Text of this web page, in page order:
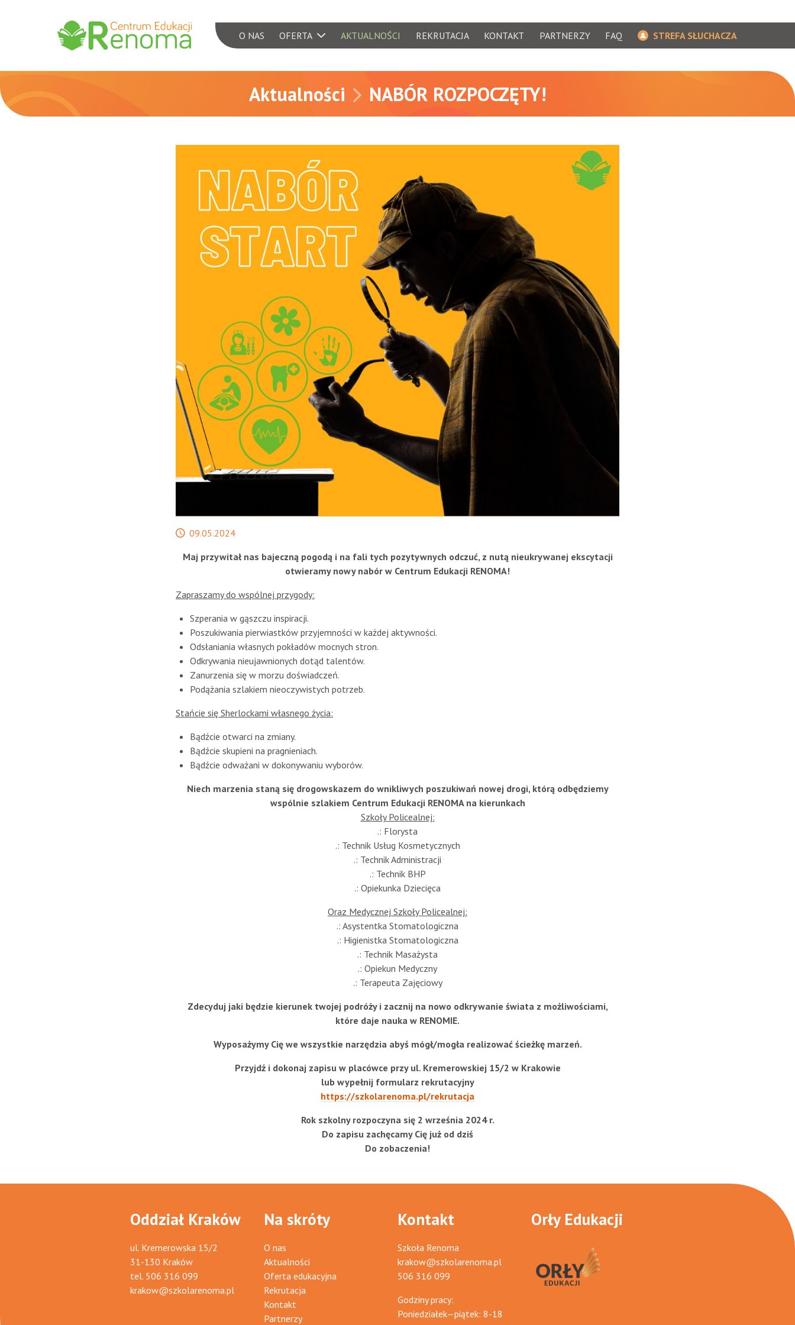
MenuO NAS OFERTA AKTUALNOŚCI REKRUTACJA KONTAKT PARTNERZY FAQ STREFA SŁUCHACZA
Aktualności NABÓR ROZPOCZĘTY!
Data
09.05.2024
Maj przywitał nas bajeczną pogodą i na fali tych pozytywnych odczuć, z nutą nieukrywanej ekscytacji
otwieramy nowy nabór w Centrum Edukacji RENOMA!
Zapraszamy do wspólnej przygody:
Szperania w gąszczu inspiracji.
Poszukiwania pierwiastków przyjemności w każdej aktywności.
Odsłaniania własnych pokładów mocnych stron.
Odkrywania nieujawnionych dotąd talentów.
Zanurzenia się w morzu doświadczeń.
Podążania szlakiem nieoczywistych potrzeb.
Stańcie się Sherlockami własnego życia:
Bądźcie otwarci na zmiany.
Bądźcie skupieni na pragnieniach.
Bądźcie odważani w dokonywaniu wyborów.
Niech marzenia staną się drogowskazem do wnikliwych poszukiwań nowej drogi, którą odbędziemy
wspólnie szlakiem Centrum Edukacji RENOMA na kierunkach
Szkoły Policealnej:
.: Florysta
.: Technik Usług Kosmetycznych
.: Technik Administracji
.: Technik BHP
.: Opiekunka Dziecięca
Oraz Medycznej Szkoły Policealnej:
.: Asystentka Stomatologiczna
.: Higienistka Stomatologiczna
.: Technik Masażysta
.: Opiekun Medyczny
.: Terapeuta Zajęciowy
Zdecyduj jaki będzie kierunek twojej podróży i zacznij na nowo odkrywanie świata z możliwościami,
które daje nauka w RENOMIE.
Wyposażymy Cię we wszystkie narzędzia abyś mógł/mogła realizować ścieżkę marzeń.
Przyjdź i dokonaj zapisu w placówce przy ul. Kremerowskiej 15/2 w Krakowie
lub wypełnij formularz rekrutacyjny
https://szkolarenoma.pl/rekrutacja
Rok szkolny rozpoczyna się 2 września 2024 r.
Do zapisu zachęcamy Cię już od dziś
Do zobaczenia!
Oddział Kraków
ul. Kremerowska 15/2
31-130 Kraków
tel. 506 316 099
krakow@szkolarenoma.pl
Na skróty
O nas
Aktualności
Oferta edukacyjna
Rekrutacja
Kontakt
Partnerzy
Kontakt
Szkoła Renoma
krakow@szkolarenoma.pl
506 316 099
Godziny pracy:
Poniedziałek—piątek: 8-18
Orły Edukacji